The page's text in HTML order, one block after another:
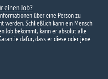
einen Job?
über eine Person zu
werden. Schließlich kann ein Mensch
Job bekommt, kann er absolut alle
dafür, dass er diese oder jene